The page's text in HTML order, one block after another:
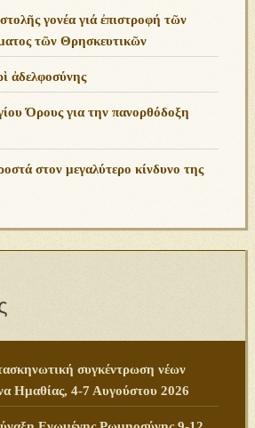
γονέα γιά ἐπιστροφή τῶν
τῶν Θρησκευτικῶν
ἀδελφοσύνης
Όρους για την πανορθόδοξη
στον μεγαλύτερο κίνδυνο της
συγκέντρωση νέων
Ημαθίας, 4-7 Αυγούστου 2026